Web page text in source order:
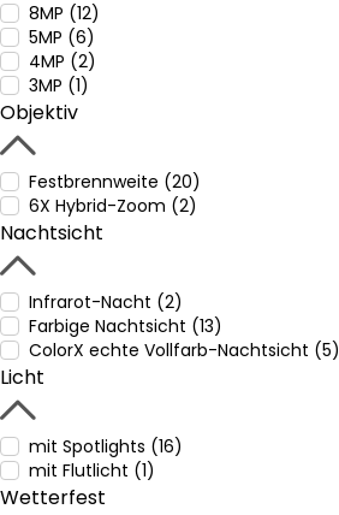
8MP (12)
5MP (6)
4MP (2)
3MP (1)
Objektiv
Festbrennweite (20)
6X Hybrid-Zoom (2)
Nachtsicht
Infrarot-Nacht (2)
Farbige Nachtsicht (13)
ColorX echte Vollfarb-Nachtsicht (5)
Licht
mit Spotlights (16)
mit Flutlicht (1)
Wetterfest